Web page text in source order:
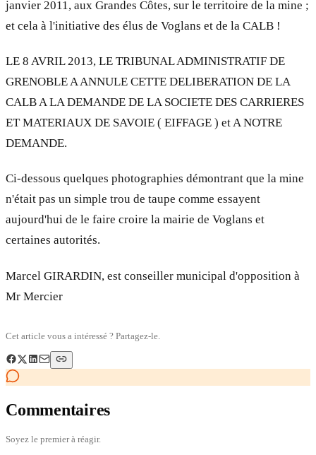
janvier 2011, aux Grandes Côtes, sur le territoire de la mine ;
et cela à l'initiative des élus de Voglans et de la CALB !
LE 8 AVRIL 2013, LE TRIBUNAL ADMINISTRATIF DE
GRENOBLE A ANNULE CETTE DELIBERATION DE LA
CALB A LA DEMANDE DE LA SOCIETE DES CARRIERES
ET MATERIAUX DE SAVOIE ( EIFFAGE ) et A NOTRE
DEMANDE.
Ci-dessous quelques photographies démontrant que la mine
n'était pas un simple trou de taupe comme essayent
aujourd'hui de le faire croire la mairie de Voglans et
certaines autorités.
Marcel GIRARDIN, est conseiller municipal d'opposition à
Mr Mercier
Cet article vous a intéressé ? Partagez-le.
Commentaires
Soyez le premier à réagir.